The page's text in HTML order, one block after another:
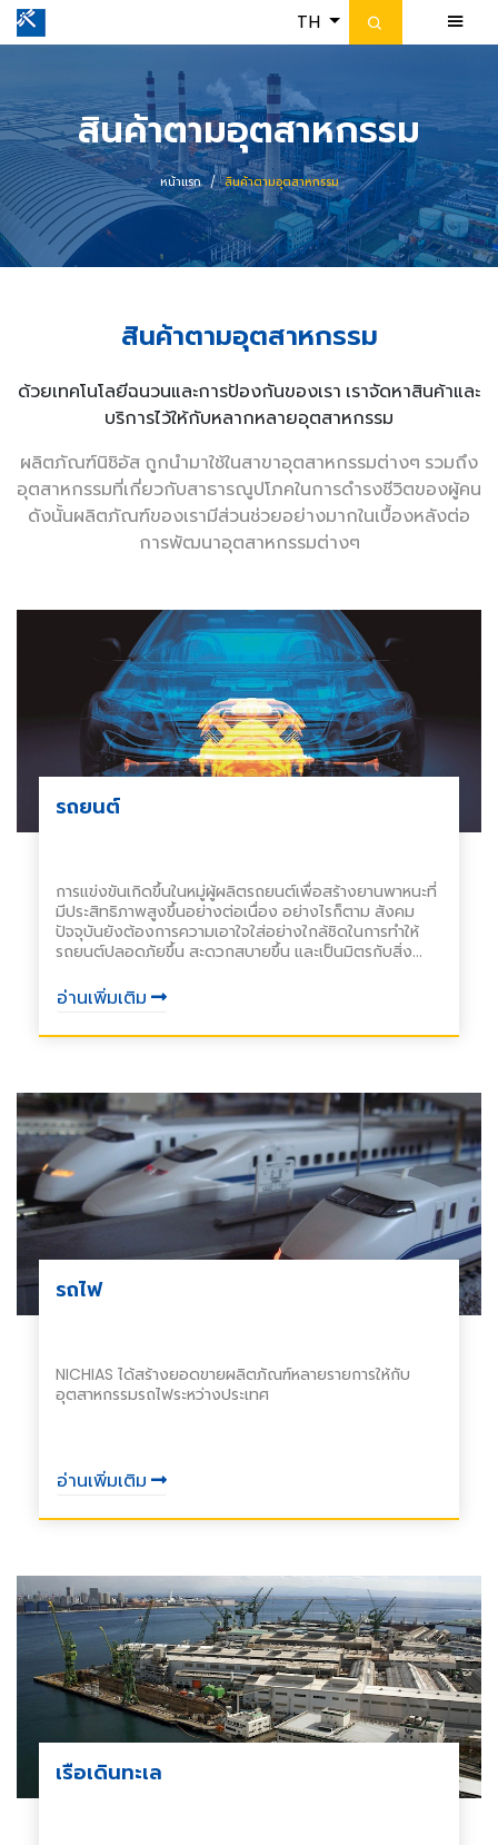
TH
สินค้าตามอุตสาหกรรม
หน้าแรก สินค้าตามอุตสาหกรรม
สินค้าตามอุตสาหกรรม
ด้วยเทคโนโลยีฉนวนและการป้องกันของเรา เราจัดหาสินค้าและ
บริการไว้ให้กับหลากหลายอุตสาหกรรม
ผลิตภัณฑ์นิชิอัส ถูกนำมาใช้ในสาขาอุตสาหกรรมต่างๆ รวมถึง
อุตสาหกรรมที่เกี่ยวกับสาธารณูปโภคในการดำรงชีวิตของผู้คน
ดังนั้นผลิตภัณฑ์ของเรามีส่วนช่วยอย่างมากในเบื้องหลังต่อ
การพัฒนาอุตสาหกรรมต่างๆ
รถยนต์
การแข่งขันเกิดขึ้นในหมู่ผู้ผลิตรถยนต์เพื่อสร้างยานพาหนะที่
มีประสิทธิภาพสูงขึ้นอย่างต่อเนื่อง อย่างไรก็ตาม สังคม
ปัจจุบันยังต้องการความเอาใจใส่อย่างใกล้ชิดในการทำให้
รถยนต์ปลอดภัยขึ้น สะดวกสบายขึ้น และเป็นมิตรกับสิ่ง
ยนต์ของ NICHIAS เริ่มต้นจากการดำเนินธุรกิจวัสดุปิดผนึก
ส่วนเครื่องยนต์ ในขณะที่วัสดุกันกระแทกช่วยป้องกันเสียง
อ่านเพิ่มเติม
รถไฟ
NICHIAS ได้สร้างยอดขายผลิตภัณฑ์หลายรายการให้กับ
อุตสาหกรรมรถไฟระหว่างประเทศ
อ่านเพิ่มเติม
เรือเดินทะเล